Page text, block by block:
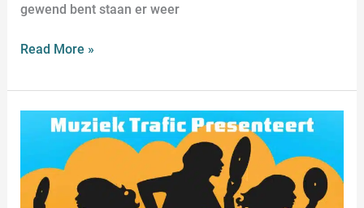
gewend bent staan er weer
Read More »
Pop
Parade